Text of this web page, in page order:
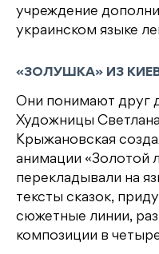
учреждение
украинском языке
«ЗОЛУШКА» ИЗ
Они понимают друг
Художницы
Крыжановская
анимации «Золотой
перекладывали на
тексты сказок,
сюжетные линии,
композиции в